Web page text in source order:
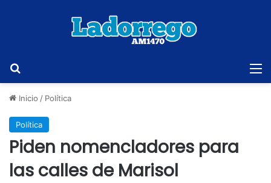
Inicio / Política
Política
Piden nomencladores para
las calles de Marisol